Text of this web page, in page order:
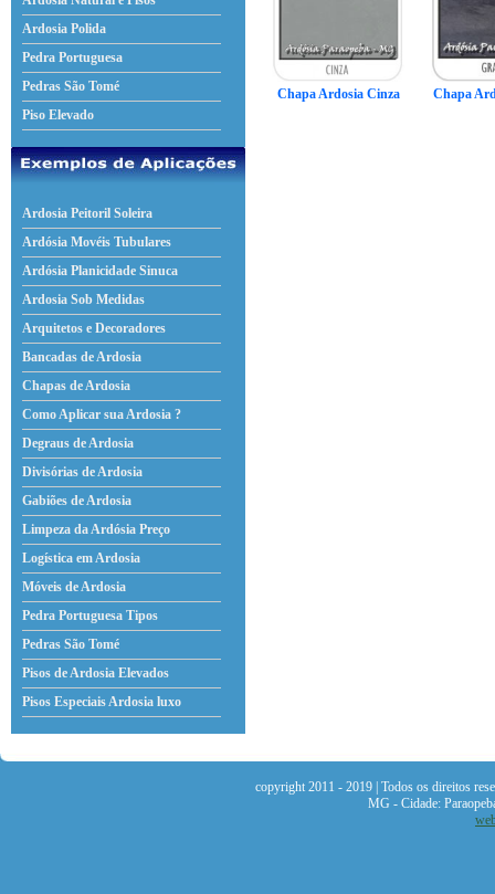
Ardosia Polida
Pedra Portuguesa
Pedras São Tomé
Piso Elevado
Ardosia Peitoril Soleira
Ardósia Movéis Tubulares
Ardósia Planicidade Sinuca
Ardosia Sob Medidas
Arquitetos e Decoradores
Bancadas de Ardosia
Chapas de Ardosia
Como Aplicar sua Ardosia ?
Degraus de Ardosia
Divisórias de Ardosia
Gabiões de Ardosia
Limpeza da Ardósia Preço
Logística em Ardosia
Móveis de Ardosia
Pedra Portuguesa Tipos
Pedras São Tomé
Pisos de Ardosia Elevados
Pisos Especiais Ardosia luxo
Chapa Ardosia Cinza Chapa
copyright 2011 - 2019 | Todos os direitos
MG - Cidade: